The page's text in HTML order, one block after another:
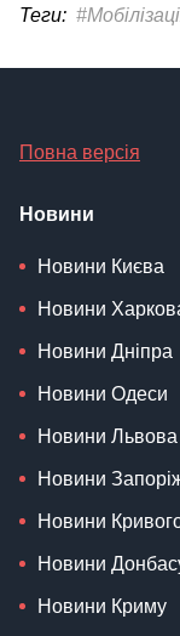
Теги:
Повна версія
Новини
Новини Києва
Новини
Новини Дніпра
Новини Одеси
Новини Львова
Новини
Новини
Новини
Новини Криму